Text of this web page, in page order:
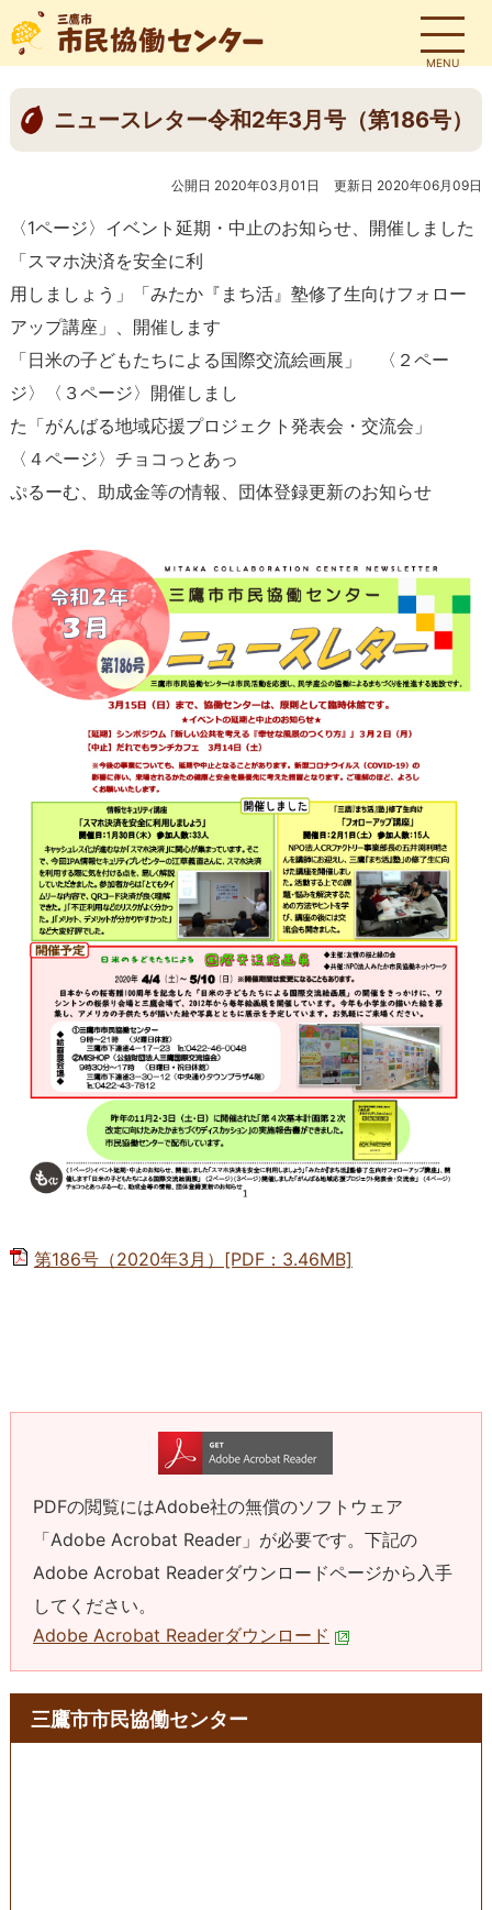
MENU
ニュースレター令和2年3月号（第186号）
公開日 2020年03月01日 更新日 2020年06月09日
〈1ページ〉イベント延期・中止のお知らせ、開催しました
「スマホ決済を安全に利
用しましょう」「みたか『まち活』塾修了生向けフォロー
アップ講座」、開催します
「日米の子どもたちによる国際交流絵画展」 〈２ペー
ジ〉〈３ページ〉開催しまし
た「がんばる地域応援プロジェクト発表会・交流会」
〈４ページ〉チョコっとあっ
ぷるーむ、助成金等の情報、団体登録更新のお知らせ
第186号（2020年3月）[PDF：3.46MB]
PDFの閲覧にはAdobe社の無償のソフトウェア
「Adobe Acrobat Reader」が必要です。下記の
Adobe Acrobat Readerダウンロードページから入手
してください。
Adobe Acrobat Readerダウンロード
三鷹市市民協働センター